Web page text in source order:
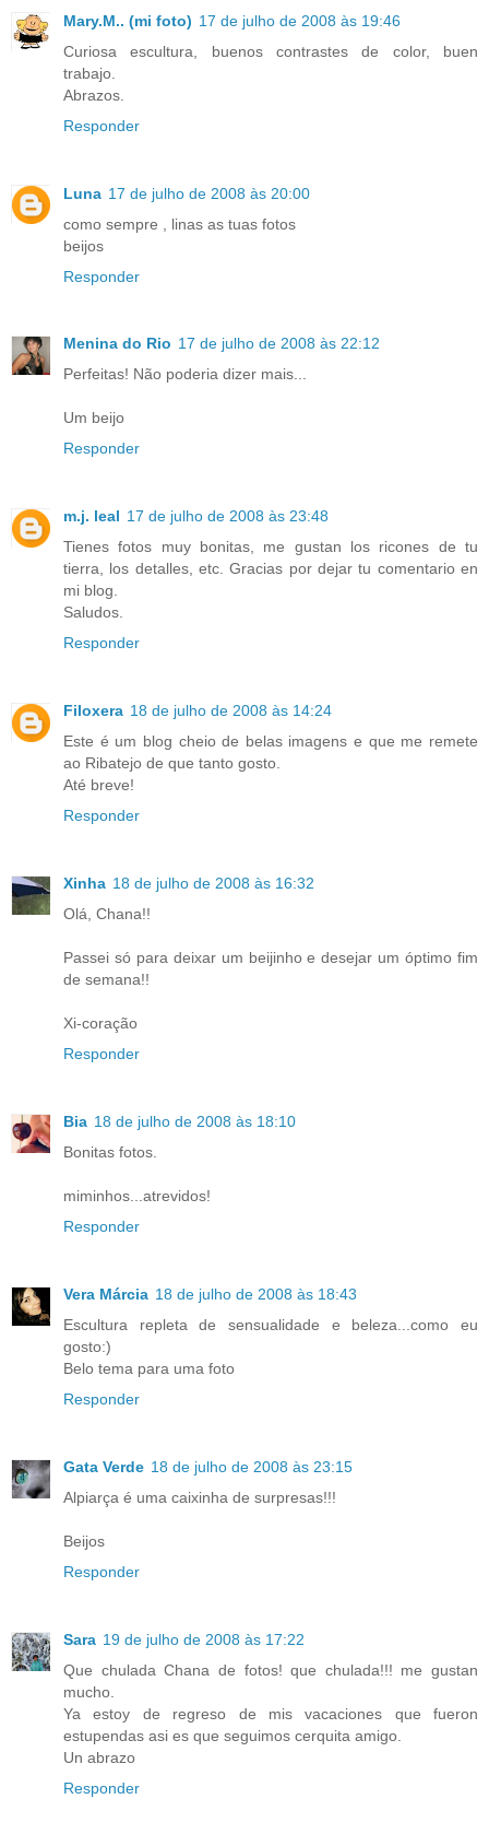
Mary.M.. (mi foto) 17 de julho de 2008 às 19:46
Curiosa escultura, buenos contrastes de color, buen
trabajo.
Abrazos.
Responder
Luna 17 de julho de 2008 às 20:00
como sempre , linas as tuas fotos
beijos
Responder
Menina do Rio 17 de julho de 2008 às 22:12
Perfeitas! Não poderia dizer mais...
Um beijo
Responder
m.j. leal 17 de julho de 2008 às 23:48
Tienes fotos muy bonitas, me gustan los ricones de tu
tierra, los detalles, etc. Gracias por dejar tu comentario en
mi blog.
Saludos.
Responder
Filoxera 18 de julho de 2008 às 14:24
Este é um blog cheio de belas imagens e que me remete
ao Ribatejo de que tanto gosto.
Até breve!
Responder
Xinha 18 de julho de 2008 às 16:32
Olá, Chana!!
Passei só para deixar um beijinho e desejar um óptimo fim
de semana!!
Xi-coração
Responder
Bia 18 de julho de 2008 às 18:10
Bonitas fotos.
miminhos...atrevidos!
Responder
Vera Márcia 18 de julho de 2008 às 18:43
Escultura repleta de sensualidade e beleza...como eu
gosto:)
Belo tema para uma foto
Responder
Gata Verde 18 de julho de 2008 às 23:15
Alpiarça é uma caixinha de surpresas!!!
Beijos
Responder
Sara 19 de julho de 2008 às 17:22
Que chulada Chana de fotos! que chulada!!! me gustan
mucho.
Ya estoy de regreso de mis vacaciones que fueron
estupendas asi es que seguimos cerquita amigo.
Un abrazo
Responder